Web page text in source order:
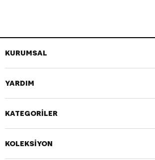
KURUMSAL
YARDIM
KATEGORİLER
KOLEKSİYON